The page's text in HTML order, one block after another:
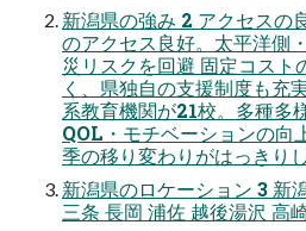
新潟県の強み 2 アクセスの
のアクセス良好。太平洋側
災リスクを回避 固定コスト
く、県独自の支援制度も充
系教育機関が21校。多種多
QOL・モチベーションの向
季の移り変わりがはっきり
新潟県のロケーション 3 新
三条 長岡 浦佐 越後湯沢 高